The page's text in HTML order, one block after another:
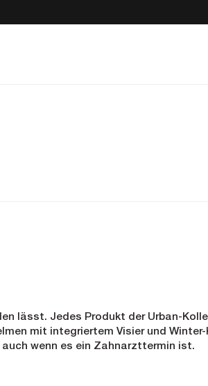
lässt. Jedes Produkt der Urban-
mit integriertem Visier und
wenn es ein Zahnarzttermin ist.